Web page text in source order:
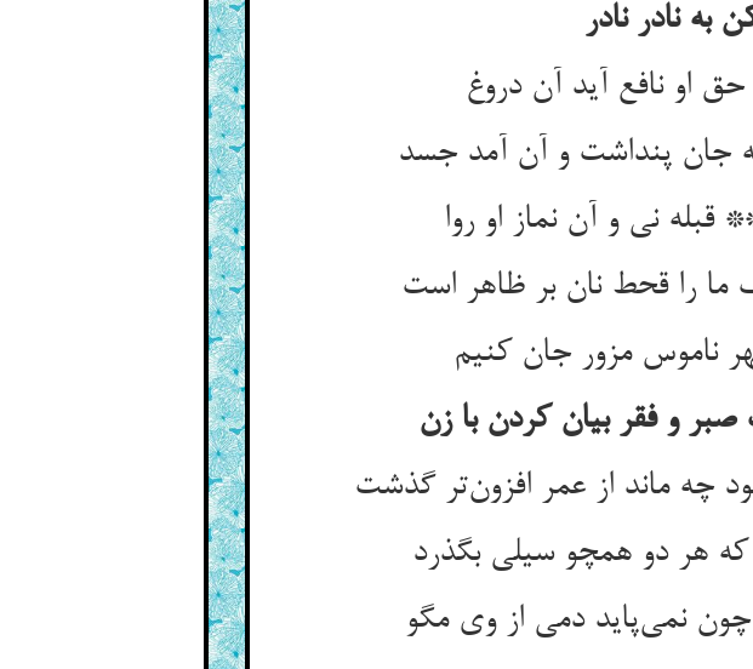
نادر نادر
جان پنداشت و آن آمد جسد
نی و آن نماز او روا
هر دو همچو سیلی بگذرد
نمی‌‌پاید دمی از وی مگو